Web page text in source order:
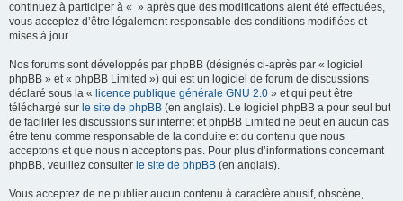
continuez à participer à « » après que des modifications aient été effectuées,
vous acceptez d’être légalement responsable des conditions modifiées et
mises à jour.
Nos forums sont développés par phpBB (désignés ci-après par « logiciel
phpBB » et « phpBB Limited ») qui est un logiciel de forum de discussions
déclaré sous la « licence publique générale GNU 2.0 » et qui peut être
téléchargé sur le site de phpBB (en anglais). Le logiciel phpBB a pour seul but
de faciliter les discussions sur internet et phpBB Limited ne peut en aucun cas
être tenu comme responsable de la conduite et du contenu que nous
acceptons et que nous n’acceptons pas. Pour plus d’informations concernant
phpBB, veuillez consulter le site de phpBB (en anglais).
Vous acceptez de ne publier aucun contenu à caractère abusif, obscène,